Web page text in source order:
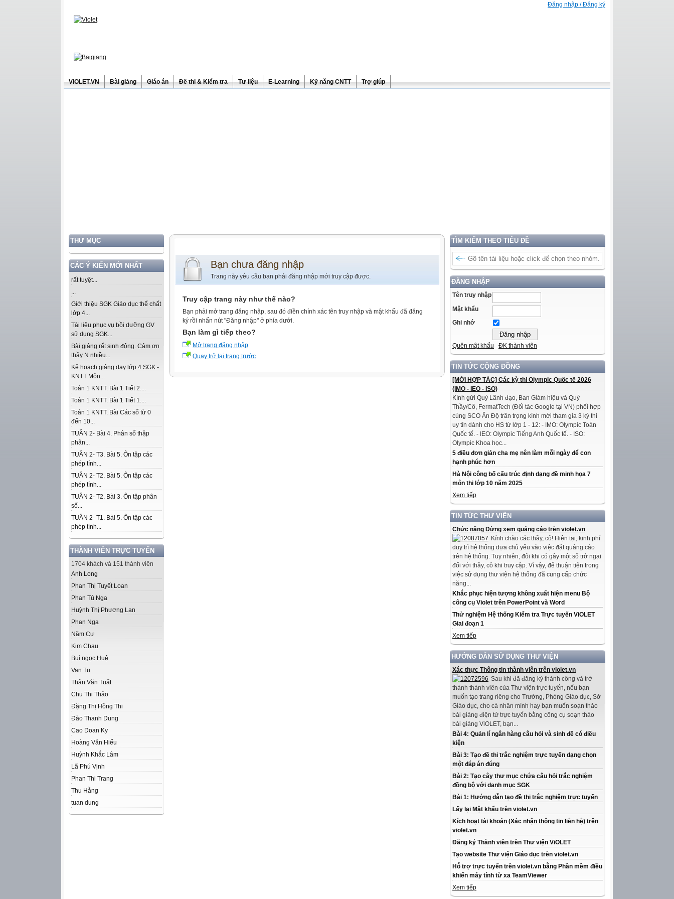
Đăng nhập / Đăng ký
ViOLET.VN Bài giảng Giáo án Đề thi & Kiểm tra Tư liệu E-Learning Kỹ năng CNTT Trợ giúp
THƯ MỤC
CÁC Ý KIẾN MỚI NHẤT
rất tuyệt...
...
Giới thiệu SGK Giáo dục thể chất
lớp 4...
Tài liệu phục vụ bồi dưỡng GV
sử dụng SGK...
Bài giảng rất sinh động. Cảm ơn
thầy N nhiều...
Kế hoạch giảng dạy lớp 4 SGK -
KNTT Môn...
Toán 1 KNTT. Bài 1 Tiết 2....
Toán 1 KNTT. Bài 1 Tiết 1....
Toán 1 KNTT. Bài Các số từ 0
đến 10...
TUẦN 2- Bài 4. Phân số thập
phân...
TUẦN 2- T3. Bài 5. Ôn tập các
phép tính...
TUẦN 2- T2. Bài 5. Ôn tập các
phép tính...
TUẦN 2- T2. Bài 3. Ôn tập phân
số...
TUẦN 2- T1. Bài 5. Ôn tập các
phép tính...
THÀNH VIÊN TRỰC TUYẾN
1704 khách và 151 thành viên
Anh Long
Phan Thị Tuyết Loan
Phan Tú Nga
Huỳnh Thị Phương Lan
Phan Nga
Năm Cự
Kim Chau
Buì ngọc Huệ
Van Tu
Thân Văn Tuất
Chu Thị Thảo
Đặng Thị Hồng Thi
Đào Thanh Dung
Cao Doan Ky
Hoàng Văn Hiếu
Huỳnh Khắc Lâm
Lã Phú Vịnh
Phan Thi Trang
Thu Hằng
tuan dung
TÌM KIẾM THEO TIÊU ĐỀ
ĐĂNG NHẬP
Tên truy nhập
Mật khẩu
Ghi nhớ
Quên mật khẩu ĐK thành viên
TIN TỨC CỘNG ĐỒNG
[MỜI HỢP TÁC] Các kỳ thi Olympic Quốc tế 2026
(IMO - IEO - ISO)
Kính gửi Quý Lãnh đạo, Ban Giám hiệu và Quý
Thầy/Cô, FermatTech (Đối tác Google tại VN) phối hợp
cùng SCO Ấn Độ trân trọng kính mời tham gia 3 kỳ thi
uy tín dành cho HS từ lớp 1 - 12: - IMO: Olympic Toán
Quốc tế. - IEO: Olympic Tiếng Anh Quốc tế. - ISO:
Olympic Khoa học...
5 điều đơn giản cha mẹ nên làm mỗi ngày để con
hạnh phúc hơn
Hà Nội công bố cấu trúc định dạng đề minh họa 7
môn thi lớp 10 năm 2025
Xem tiếp
TIN TỨC THƯ VIỆN
Chức năng Dừng xem quảng cáo trên violet.vn
Kính chào các thầy, cô! Hiện tại, kinh phí
duy trì hệ thống dựa chủ yếu vào việc đặt quảng cáo
trên hệ thống. Tuy nhiên, đôi khi có gây một số trở ngại
đối với thầy, cô khi truy cập. Vì vậy, để thuận tiện trong
việc sử dụng thư viện hệ thống đã cung cấp chức
năng...
Khắc phục hiện tượng không xuất hiện menu Bộ
công cụ Violet trên PowerPoint và Word
Thử nghiệm Hệ thống Kiểm tra Trực tuyến ViOLET
Giai đoạn 1
Xem tiếp
HƯỚNG DẪN SỬ DỤNG THƯ VIỆN
Xác thực Thông tin thành viên trên violet.vn
Sau khi đã đăng ký thành công và trở
thành thành viên của Thư viện trực tuyến, nếu bạn
muốn tạo trang riêng cho Trường, Phòng Giáo dục, Sở
Giáo dục, cho cá nhân mình hay bạn muốn soạn thảo
bài giảng điện tử trực tuyến bằng công cụ soạn thảo
bài giảng ViOLET, bạn...
Bài 4: Quản lí ngân hàng câu hỏi và sinh đề có điều
kiện
Bài 3: Tạo đề thi trắc nghiệm trực tuyến dạng chọn
một đáp án đúng
Bài 2: Tạo cây thư mục chứa câu hỏi trắc nghiệm
đồng bộ với danh mục SGK
Bài 1: Hướng dẫn tạo đề thi trắc nghiệm trực tuyến
Lấy lại Mật khẩu trên violet.vn
Kích hoạt tài khoản (Xác nhận thông tin liên hệ) trên
violet.vn
Đăng ký Thành viên trên Thư viện ViOLET
Tạo website Thư viện Giáo dục trên violet.vn
Hỗ trợ trực tuyến trên violet.vn bằng Phần mềm điều
khiển máy tính từ xa TeamViewer
Xem tiếp
Bạn chưa đăng nhập
Trang này yêu cầu bạn phải đăng nhập mới truy cập được.
Truy cập trang này như thế nào?
Bạn phải mở trang đăng nhập, sau đó điền chính xác tên truy nhập và mật khẩu đã đăng
ký rồi nhấn nút "Đăng nhập" ở phía dưới.
Bạn làm gì tiếp theo?
Mở trang đăng nhập
Quay trở lại trang trước